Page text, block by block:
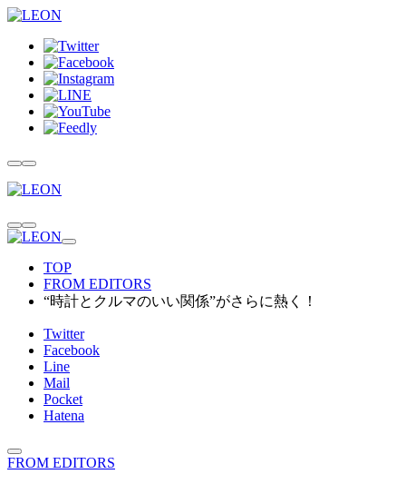
TOP
FROM EDITORS
“時計とクルマのいい関係”がさらに熱く！
Twitter
Facebook
Line
Mail
Pocket
Hatena
FROM EDITORS